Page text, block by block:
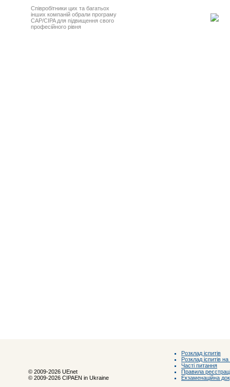
Співробітники цих та багатьох
інших компаній обрали програму
CAP/CIPA для підвищення свого
професійного рівня
© 2009-2026 UEnet
© 2009-2026 CIPAEN in Ukraine
Розклад іспитів
Розклад іспитів
Часті питання
Правила
Екзаменаційна